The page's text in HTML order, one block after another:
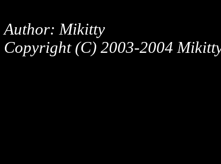
Author: Mikitty
Copyright (C) 2003-2004